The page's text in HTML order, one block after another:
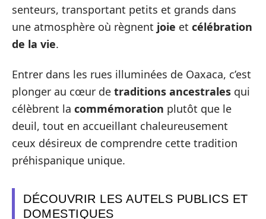
senteurs, transportant petits et grands dans
une atmosphère où règnent joie et célébration
de la vie.
Entrer dans les rues illuminées de Oaxaca, c’est
plonger au cœur de traditions ancestrales qui
célèbrent la commémoration plutôt que le
deuil, tout en accueillant chaleureusement
ceux désireux de comprendre cette tradition
préhispanique unique.
DÉCOUVRIR LES AUTELS PUBLICS ET
DOMESTIQUES